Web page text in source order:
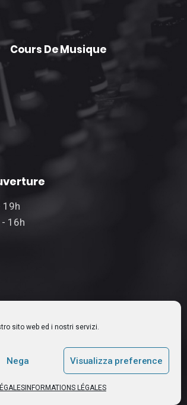
sito web ed i nostri servizi.
Nega Visualizza preference
INFORMATIONS LÉGALES
Cours De Musique
19h
16h